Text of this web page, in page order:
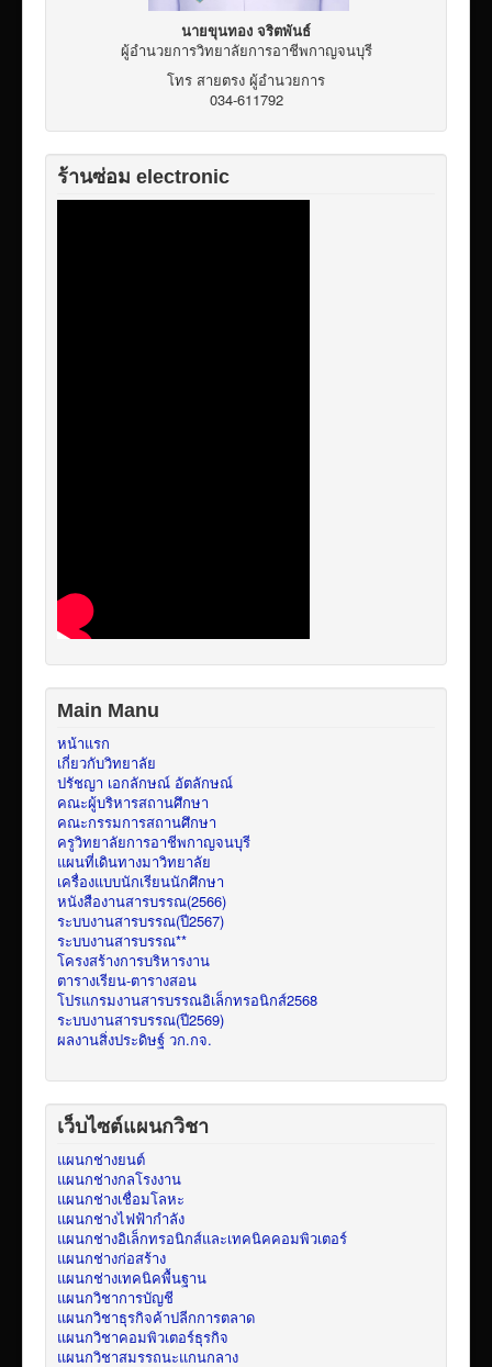
นายขุนทอง จริตพันธ์
ผู้อำนวยการวิทยาลัยการอาชีพกาญจนบุรี
โทร สายตรง ผู้อำนวยการ
034-611792
ร้านซ่อม electronic
Main Manu
หน้าแรก
เกี่ยวกับวิทยาลัย
ปรัชญา เอกลักษณ์ อัตลักษณ์
คณะผู้บริหารสถานศึกษา
คณะกรรมการสถานศึกษา
ครูวิทยาลัยการอาชีพกาญจนบุรี
แผนที่เดินทางมาวิทยาลัย
เครื่องแบบนักเรียนนักศึกษา
หนังสืองานสารบรรณ(2566)
ระบบงานสารบรรณ(ปี2567)
ระบบงานสารบรรณ**
โครงสร้างการบริหารงาน
ตารางเรียน-ตารางสอน
โปรแกรมงานสารบรรณอิเล็กทรอนิกส์2568
ระบบงานสารบรรณ(ปี2569)
ผลงานสิ่งประดิษฐ์ วก.กจ.
เว็บไซต์แผนกวิชา
แผนกช่างยนต์
แผนกช่างกลโรงงาน
แผนกช่างเชื่อมโลหะ
แผนกช่างไฟฟ้ากำลัง
แผนกช่างอิเล็กทรอนิกส์และเทคนิคคอมพิวเตอร์
แผนกช่างก่อสร้าง
แผนกช่างเทคนิคพื้นฐาน
แผนกวิชาการบัญชี
แผนกวิชาธุรกิจค้าปลีกการตลาด
แผนกวิชาคอมพิวเตอร์ธุรกิจ
แผนกวิชาสมรรถนะแกนกลาง